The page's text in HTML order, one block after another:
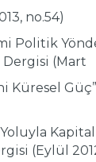
no.54)
Politik
Dergisi (Mart
Küresel
(Eylül